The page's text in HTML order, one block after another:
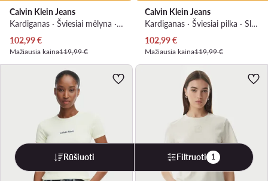
Calvin Klein Jeans
Kardiganas · Šviesiai mėlyna · Slim Fit
Dabartinė kaina
102,99€
Mažiausia kaina119,99 €
Calvin Klein Jeans
Kardiganas · Šviesiai pilka · Slim Fit
Dabartinė kaina
102,99€
Mažiausia kaina119,99 €
Rūšiuoti Filtruoti 1